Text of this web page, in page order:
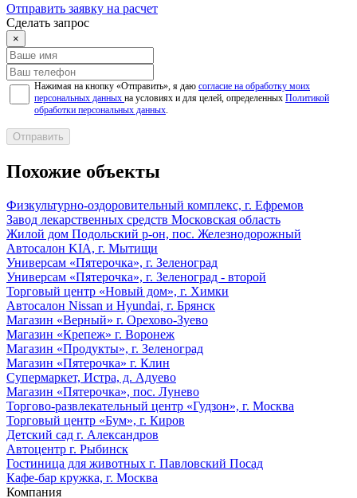
Отправить заявку на расчет
Сделать запрос
×
Нажимая на кнопку «Отправить», я даю согласие на обработку моих
персональных данных на условиях и для целей, определенных Политикой
обработки персональных данных.
Отправить
Похожие объекты
Физкультурно-оздоровительный комплекс, г. Ефремов
Завод лекарственных средств Московская область
Жилой дом Подольский р-он, пос. Железнодорожный
Автосалон KIA, г. Мытищи
Универсам «Пятерочка», г. Зеленоград
Универсам «Пятерочка», г. Зеленоград - второй
Торговый центр «Новый дом», г. Химки
Автосалон Nissan и Hyundai, г. Брянск
Магазин «Верный» г. Орехово-Зуево
Магазин «Крепеж» г. Воронеж
Магазин «Продукты», г. Зеленоград
Магазин «Пятерочка» г. Клин
Супермаркет, Истра, д. Адуево
Магазин «Пятерочка», пос. Лунево
Торгово-развлекательный центр «Гудзон», г. Москва
Торговый центр «Бум», г. Киров
Детский сад г. Александров
Автоцентр г. Рыбинск
Гостиница для животных г. Павловский Посад
Кафе-бар кружка, г. Москва
Компания